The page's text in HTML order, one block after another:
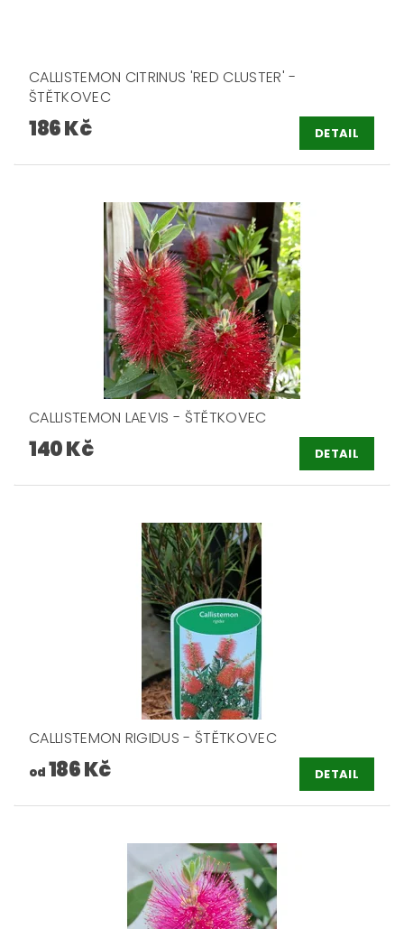
CALLISTEMON CITRINUS 'RED CLUSTER' -
ŠTĚTKOVEC
186 Kč DETAIL
CALLISTEMON LAEVIS - ŠTĚTKOVEC
140 Kč DETAIL
CALLISTEMON RIGIDUS - ŠTĚTKOVEC
od 186 Kč DETAIL